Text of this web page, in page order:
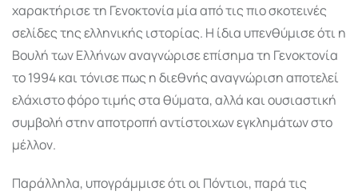
χαρακτήρισε τη Γενοκτονία μία από τις πιο σκοτεινές
σελίδες της ελληνικής ιστορίας. Η ίδια υπενθύμισε ότι η
Βουλή των Ελλήνων αναγνώρισε επίσημα τη Γενοκτονία
το 1994 και τόνισε πως η διεθνής αναγνώριση αποτελεί
ελάχιστο φόρο τιμής στα θύματα, αλλά και ουσιαστική
συμβολή στην αποτροπή αντίστοιχων εγκλημάτων στο
μέλλον.
Παράλληλα, υπογράμμισε ότι οι Πόντιοι, παρά τις